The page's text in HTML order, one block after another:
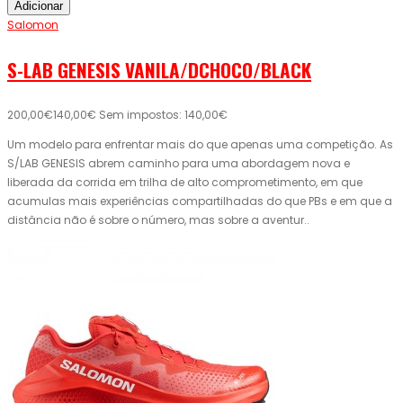
Adicionar
Salomon
S-LAB GENESIS VANILA/DCHOCO/BLACK
200,00€140,00€ Sem impostos: 140,00€
Um modelo para enfrentar mais do que apenas uma competição. As
S/LAB GENESIS abrem caminho para uma abordagem nova e
liberada da corrida em trilha de alto comprometimento, em que
acumulas mais experiências compartilhadas do que PBs e em que a
distância não é sobre o número, mas sobre a aventur..